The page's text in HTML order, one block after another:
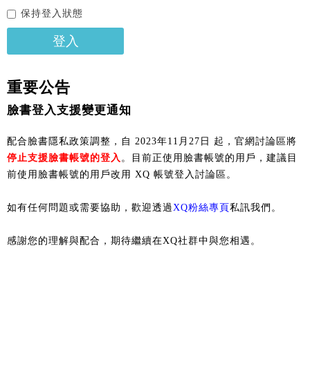
保持登入狀態
登入
重要公告
臉書登入支援變更通知
配合臉書隱私政策調整，自 2023年11月27日 起，官網討論區將
停止支援臉書帳號的登入 。目前正使用臉書帳號的用戶，建議目
前使用臉書帳號的用戶改用 XQ 帳號登入討論區。
如有任何問題或需要協助，歡迎透過XQ粉絲專頁 私訊我們。
感謝您的理解與配合，期待繼續在XQ社群中與您相遇。